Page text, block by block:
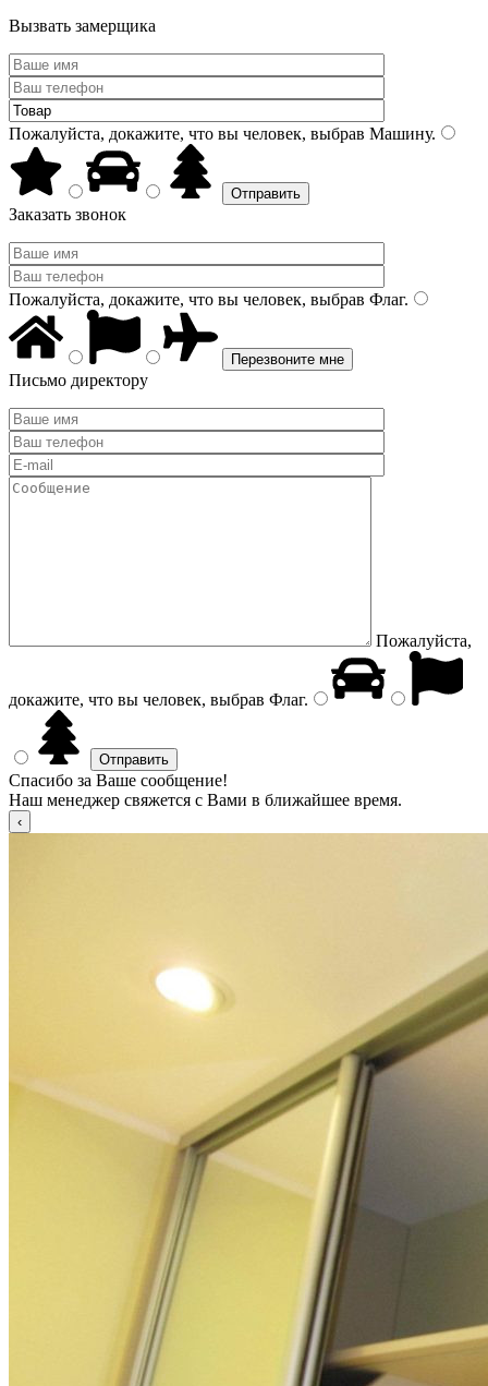
Вызвать замерщика
Пожалуйста, докажите, что вы человек, выбрав Машину.
Заказать звонок
Пожалуйста, докажите, что вы человек, выбрав Флаг.
Письмо директору
Пожалуйста,
докажите, что вы человек, выбрав Флаг.
Спасибо за Ваше сообщение!
Наш менеджер свяжется с Вами в ближайшее время.